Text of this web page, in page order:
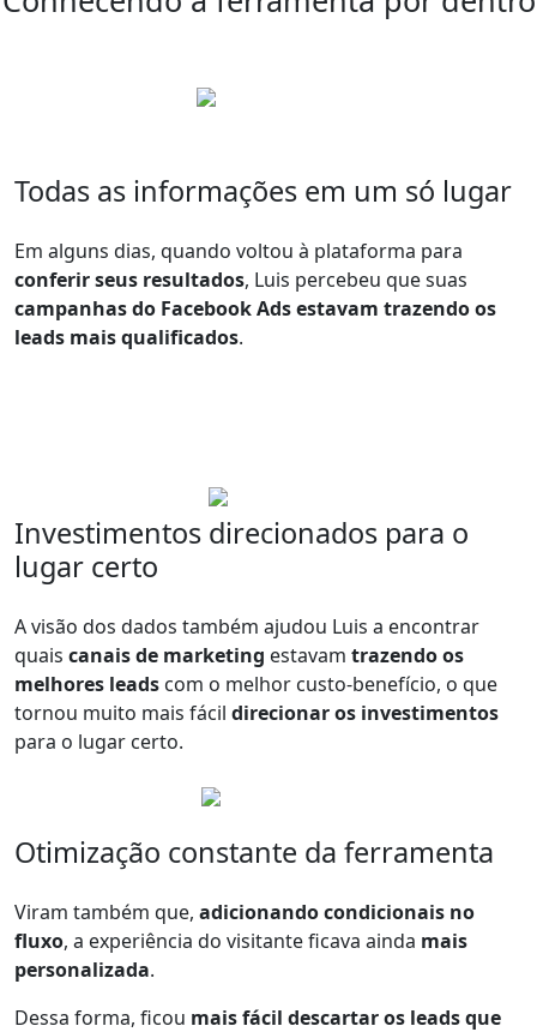
Todas as informações em um só lugar
Em alguns dias, quando voltou à plataforma para
conferir seus resultados, Luis percebeu que suas
campanhas do Facebook Ads estavam trazendo os
leads mais qualificados.
Investimentos direcionados para o
lugar certo
A visão dos dados também ajudou Luis a encontrar
quais canais de marketing estavam trazendo os
melhores leads com o melhor custo-benefício, o que
tornou muito mais fácil direcionar os investimentos
para o lugar certo.
Otimização constante da ferramenta
Viram também que, adicionando condicionais no
fluxo, a experiência do visitante ficava ainda mais
personalizada.
Dessa forma, ficou mais fácil descartar os leads que